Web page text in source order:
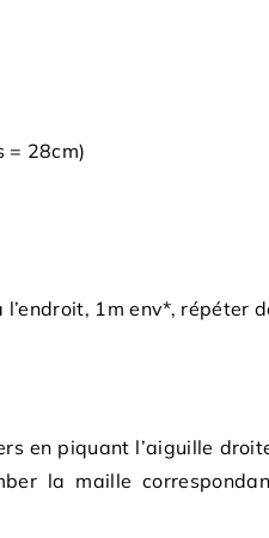
= 28cm)
1m env*, répéter
en piquant l’aiguille
la maille